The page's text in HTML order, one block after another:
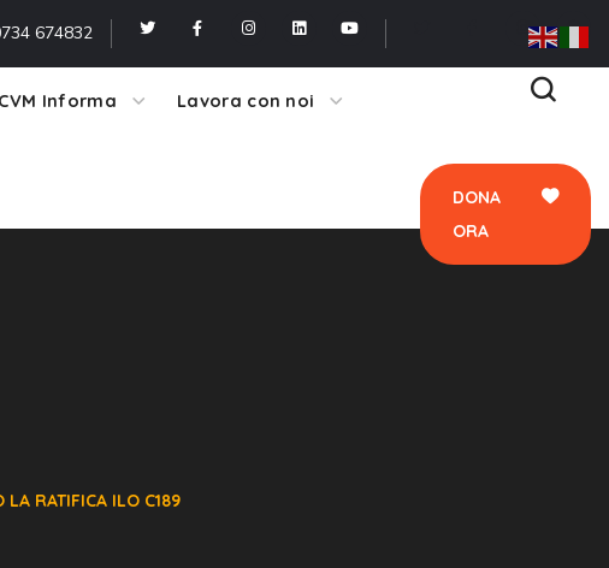
674832
CVM Informa
Lavora con noi
DONA
ORA
LA RATIFICA ILO C189